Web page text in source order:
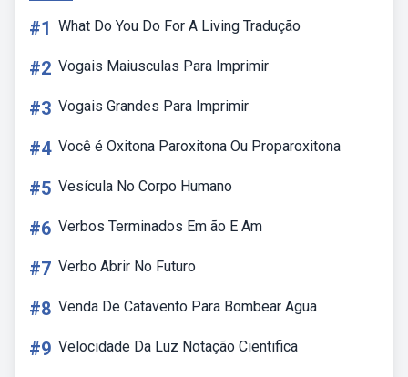
#1 What Do You Do For A Living Tradução
#2 Vogais Maiusculas Para Imprimir
#3 Vogais Grandes Para Imprimir
#4 Você é Oxitona Paroxitona Ou Proparoxitona
#5 Vesícula No Corpo Humano
#6 Verbos Terminados Em ão E Am
#7 Verbo Abrir No Futuro
#8 Venda De Catavento Para Bombear Agua
#9 Velocidade Da Luz Notação Cientifica